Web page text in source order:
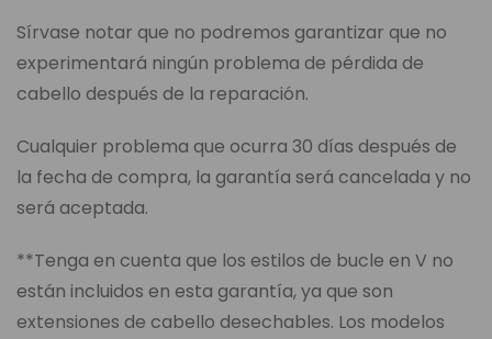
Sírvase notar que no podremos garantizar que no
experimentará ningún problema de pérdida de
cabello después de la reparación.
Cualquier problema que ocurra 30 días después de
la fecha de compra, la garantía será cancelada y no
será aceptada.
**Tenga en cuenta que los estilos de bucle en V no
están incluidos en esta garantía, ya que son
extensiones de cabello desechables. Los modelos